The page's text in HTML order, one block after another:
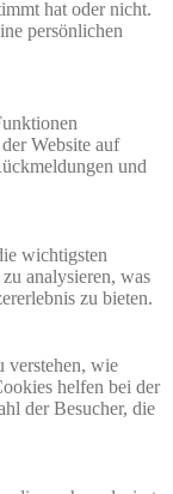
hat oder nicht.
persönlichen
Website auf
und
wichtigsten
analysieren, was
zu bieten.
verstehen, wie
helfen bei der
der Besucher, die